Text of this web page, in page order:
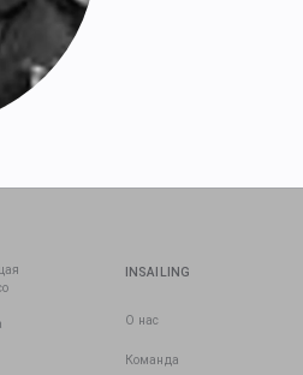
INSAILING
О нас
Команда